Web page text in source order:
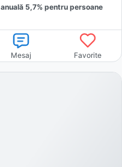
anuală 5,7% pentru persoane
Mesaj Favorite